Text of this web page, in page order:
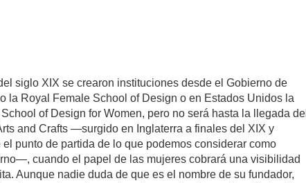
siglo XIX se crearon instituciones desde el Gobierno de
la Royal Female School of Design o en Estados Unidos la
of Design for Women, pero no será hasta la llegada del
and Crafts ―surgido en Inglaterra a finales del XIX y
el punto de partida de lo que podemos considerar como
cuando el papel de las mujeres cobrará una visibilidad
Aunque nadie duda de que es el nombre de su fundador,
david-